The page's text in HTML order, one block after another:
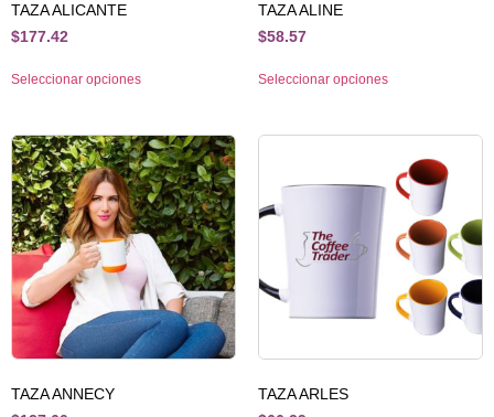
TAZA ALICANTE
$177.42
Seleccionar opciones
TAZA ALINE
$58.57
Seleccionar opciones
TAZA ANNECY TAZA ARLES